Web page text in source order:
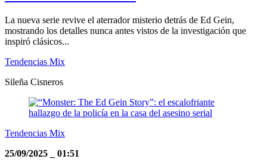
La nueva serie revive el aterrador misterio detrás de Ed Gein,
mostrando los detalles nunca antes vistos de la investigación que
inspiró clásicos...
Tendencias Mix
Sileña Cisneros
Tendencias Mix
25/09/2025
01:51